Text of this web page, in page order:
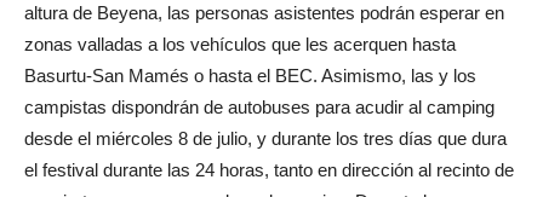
altura de Beyena, las personas asistentes podrán esperar en
zonas valladas a los vehículos que les acerquen hasta
Basurtu-San Mamés o hasta el BEC. Asimismo, las y los
campistas dispondrán de autobuses para acudir al camping
desde el miércoles 8 de julio, y durante los tres días que dura
el festival durante las 24 horas, tanto en dirección al recinto de